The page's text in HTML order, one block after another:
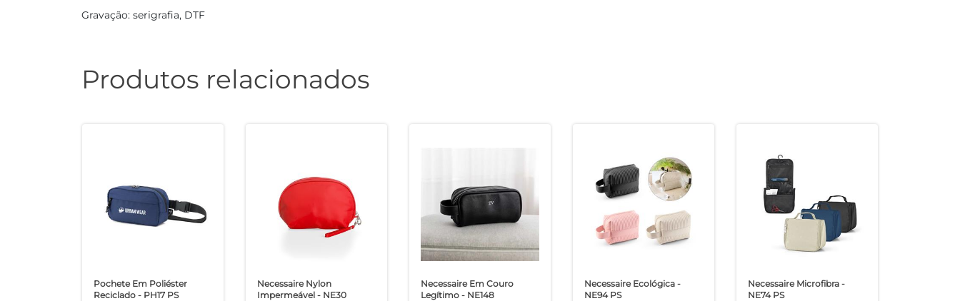
Gravação: serigrafia, DTF
Produtos relacionados
Pochete Em Poliéster
Reciclado - PH17 PS
Necessaire Nylon
Impermeável - NE30
Necessaire Em Couro
Legítimo - NE148
Necessaire Ecológica -
NE94 PS
Necessaire Microfibra -
NE74 PS